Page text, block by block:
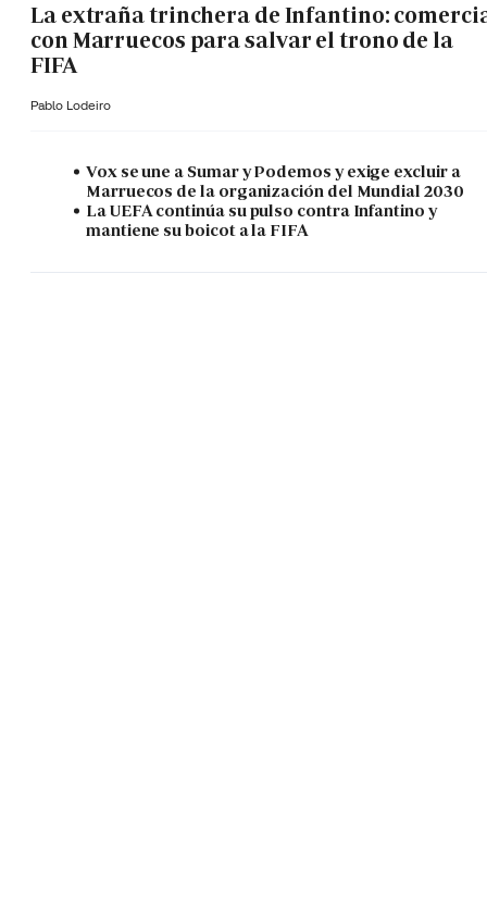
La extraña trinchera de Infantino:
con Marruecos para salvar el trono de la
FIFA
Pablo Lodeiro
Vox se une a Sumar y Podemos y exige excluir a
Marruecos de la organización del Mundial 2030
La UEFA continúa su pulso contra Infantino y
mantiene su boicot a la FIFA